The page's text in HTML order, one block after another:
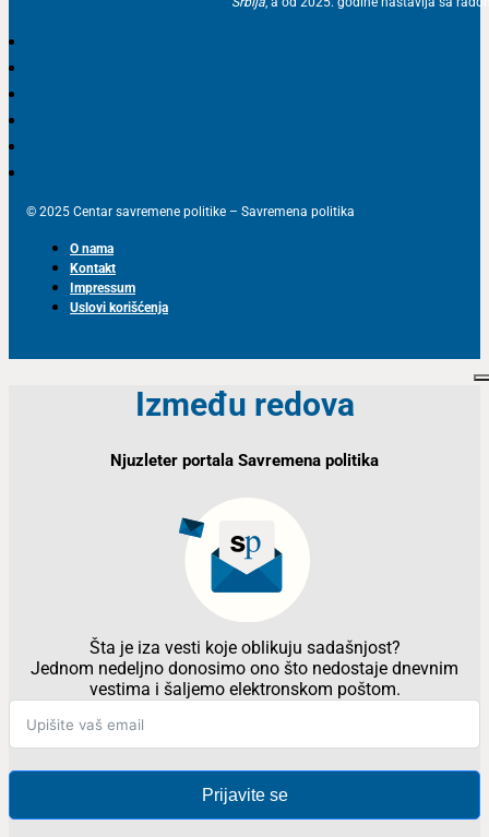
© 2025 Centar savremene politike – Savremena politika
O nama
Kontakt
Impressum
Uslovi korišćenja
Između redova
Njuzleter portala Savremena politika
Šta je iza vesti koje oblikuju sadašnjost?
Jednom nedeljno donosimo ono što nedostaje dnevnim
vestima i šaljemo elektronskom poštom.
Prijavite se